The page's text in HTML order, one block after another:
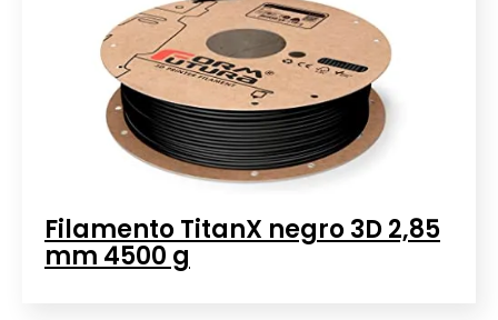
Filamento TitanX negro 3D 2,85
mm 4500 g